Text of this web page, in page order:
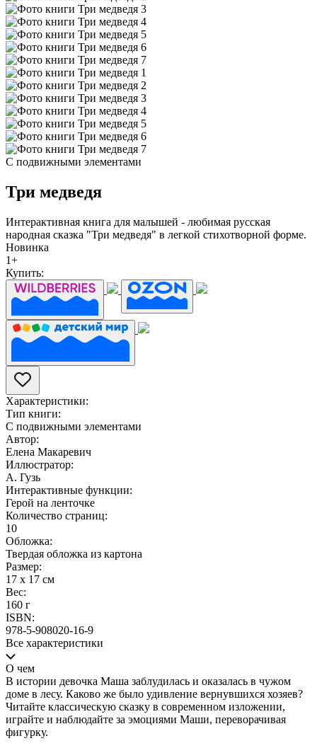
С подвижными элементами
Три медведя
Интерактивная книга для малышей - любимая русская
народная сказка "Три медведя" в легкой стихотворной форме.
Новинка
1+
Купить:
Характеристики:
Тип книги:
С подвижными элементами
Автор:
Елена Макаревич
Иллюстратор:
А. Гузь
Интерактивные функции:
Герой на ленточке
Количество страниц:
10
Обложка:
Твердая обложка из картона
Размер:
17 х 17 см
Вес:
160 г
ISBN:
978-5-908020-16-9
Все характеристики
О чем
В истории девочка Маша заблудилась и оказалась в чужом
доме в лесу. Каково же было удивление вернувшихся хозяев?
Читайте классическую сказку в современном изложении,
играйте и наблюдайте за эмоциями Маши, переворачивая
фигурку.